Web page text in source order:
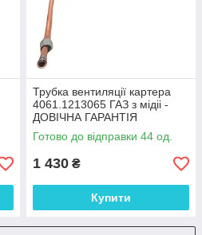
Трубка вентиляції картера
4061.1213065 ГАЗ з мідіі -
ДОВІЧНА ГАРАНТІЯ
Готово до відправки 44 од.
1 430 ₴
Купити